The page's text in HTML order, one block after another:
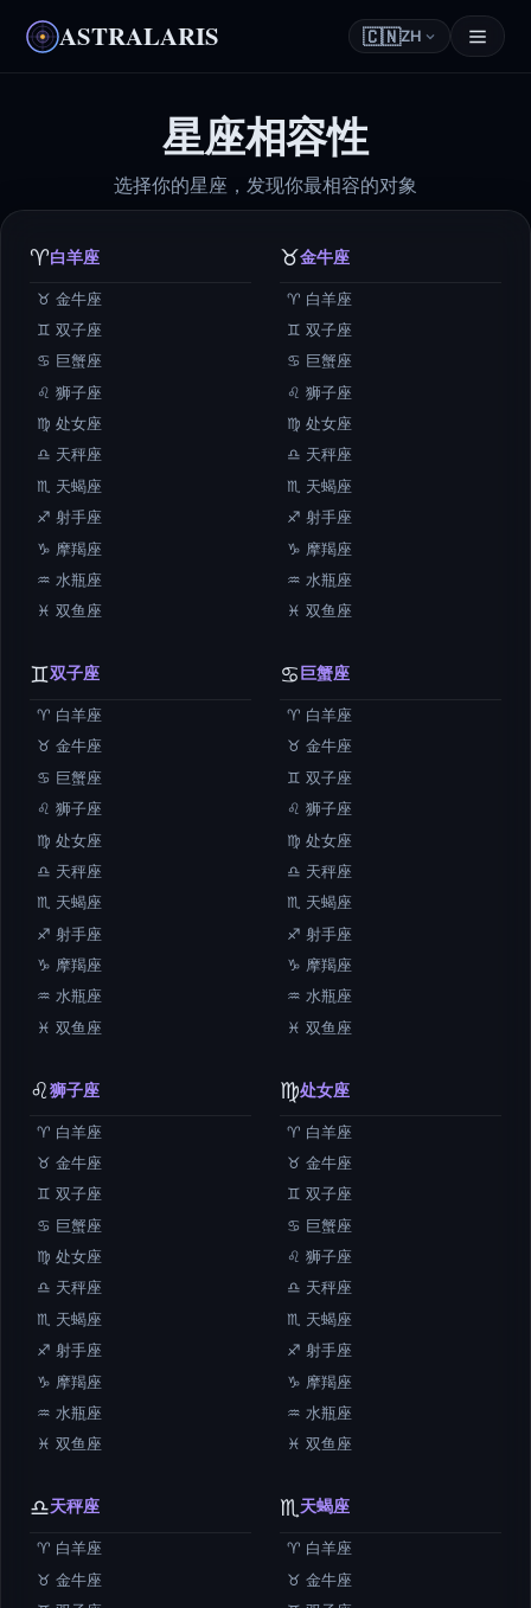
ASTRALARIS 🇨🇳ZH
星座相容性
选择你的星座，发现你最相容的对象
♈白羊座
♉ 金牛座
♊ 双子座
♋ 巨蟹座
♌ 狮子座
♍ 处女座
♎ 天秤座
♏ 天蝎座
♐ 射手座
♑ 摩羯座
♒ 水瓶座
♓ 双鱼座
♉金牛座
♈ 白羊座
♊ 双子座
♋ 巨蟹座
♌ 狮子座
♍ 处女座
♎ 天秤座
♏ 天蝎座
♐ 射手座
♑ 摩羯座
♒ 水瓶座
♓ 双鱼座
♊双子座
♈ 白羊座
♉ 金牛座
♋ 巨蟹座
♌ 狮子座
♍ 处女座
♎ 天秤座
♏ 天蝎座
♐ 射手座
♑ 摩羯座
♒ 水瓶座
♓ 双鱼座
♋ 巨蟹座
♈ 白羊座
♉ 金牛座
♊ 双子座
♌ 狮子座
♍ 处女座
♎ 天秤座
♏ 天蝎座
♐ 射手座
♑ 摩羯座
♒ 水瓶座
♓ 双鱼座
♌狮子座
♈ 白羊座
♉ 金牛座
♊ 双子座
♋ 巨蟹座
♍ 处女座
♎ 天秤座
♏ 天蝎座
♐ 射手座
♑ 摩羯座
♒ 水瓶座
♓ 双鱼座
♍处女座
♈ 白羊座
♉ 金牛座
♊ 双子座
♋ 巨蟹座
♌ 狮子座
♎ 天秤座
♏ 天蝎座
♐ 射手座
♑ 摩羯座
♒ 水瓶座
♓ 双鱼座
♎天秤座
♈ 白羊座
♉ 金牛座
♏ 天蝎座
♈ 白羊座
♉ 金牛座